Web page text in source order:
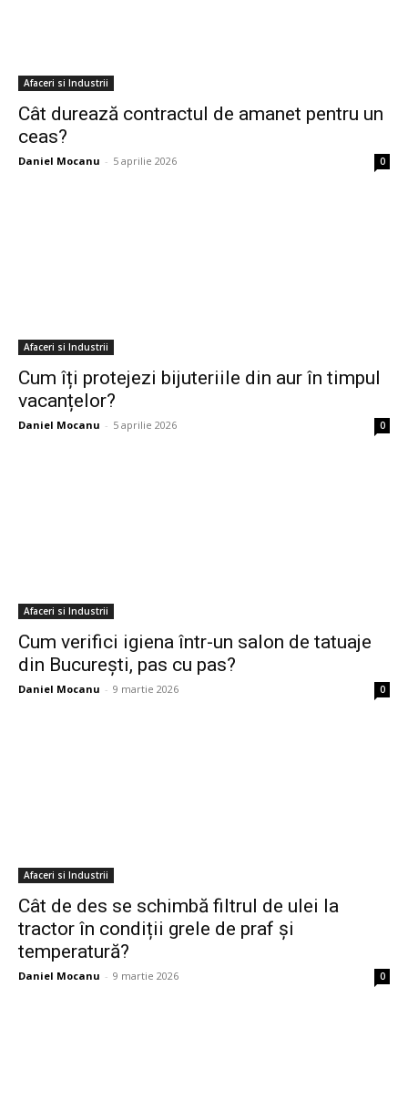
Afaceri si Industrii
Cât durează contractul de amanet pentru un
ceas?
Daniel Mocanu - 5 aprilie 2026 0
Afaceri si Industrii
Cum îți protejezi bijuteriile din aur în timpul
vacanțelor?
Daniel Mocanu - 5 aprilie 2026 0
Afaceri si Industrii
Cum verifici igiena într-un salon de tatuaje
din București, pas cu pas?
Daniel Mocanu - 9 martie 2026 0
Afaceri si Industrii
Cât de des se schimbă filtrul de ulei la
tractor în condiții grele de praf și
temperatură?
Daniel Mocanu - 9 martie 2026 0